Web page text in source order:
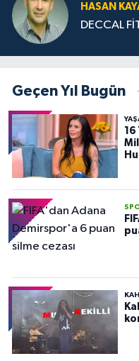
HASAN
DECCAL
Geçen Yıl Bugün
16